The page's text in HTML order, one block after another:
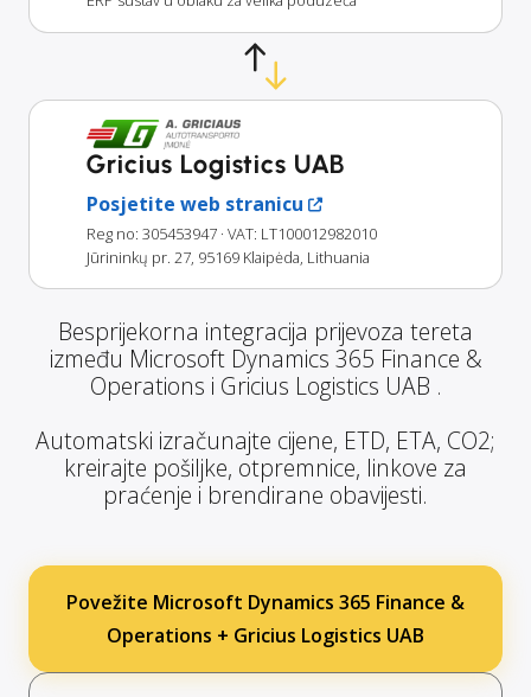
Gricius Logistics UAB
Posjetite web stranicu
Reg no: 305453947 · VAT: LT100012982010
Jūrininkų pr. 27, 95169 Klaipėda, Lithuania
Besprijekorna integracija prijevoza tereta
između Microsoft Dynamics 365 Finance &
Operations i Gricius Logistics UAB .
Automatski izračunajte cijene, ETD, ETA, CO2;
kreirajte pošiljke, otpremnice, linkove za
praćenje i brendirane obavijesti.
Povežite Microsoft Dynamics 365 Finance &
Operations + Gricius Logistics UAB